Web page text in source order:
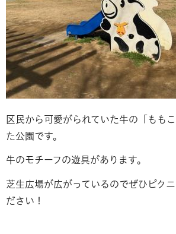
区民から可愛がられていた牛の「もも
た公園です。
牛のモチーフの遊具があります。
芝生広場が広がっているのでぜひピク
ださい！